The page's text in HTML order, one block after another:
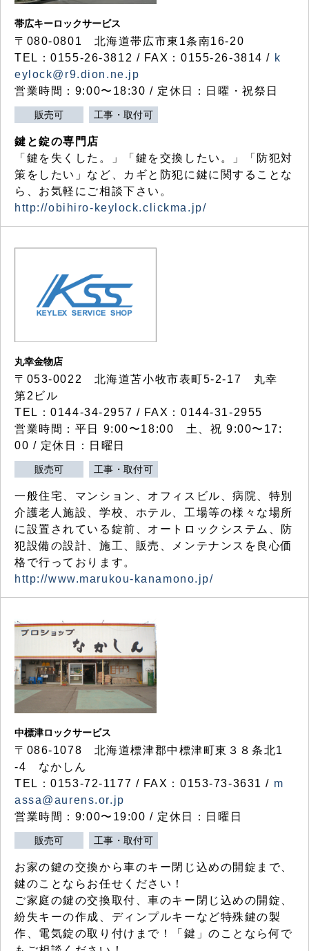
帯広キーロックサービス
〒080-0801 北海道帯広市東1条南16-20
TEL：0155-26-3812 / FAX：0155-26-3814 / k
eylock@r9.dion.ne.jp
営業時間：9:00〜18:30 / 定休日：日曜・祝祭日
販売可 工事・取付可
鍵と錠の専門店
「鍵を失くした。」「鍵を交換したい。」「防犯対
策をしたい」など、カギと防犯に鍵に関することな
ら、お気軽にご相談下さい。
http://obihiro-keylock.clickma.jp/
丸幸金物店
〒053-0022 北海道苫小牧市表町5-2-17 丸幸
第2ビル
TEL：0144-34-2957 / FAX：0144-31-2955
営業時間：平日 9:00〜18:00 土、祝 9:00〜17:
00 / 定休日：日曜日
販売可 工事・取付可
一般住宅、マンション、オフィスビル、病院、特別
介護老人施設、学校、ホテル、工場等の様々な場所
に設置されている錠前、オートロックシステム、防
犯設備の設計、施工、販売、メンテナンスを良心価
格で行っております。
http://www.marukou-kanamono.jp/
中標津ロックサービス
〒086-1078 北海道標津郡中標津町東３８条北1
-4 なかしん
TEL：0153-72-1177 / FAX：0153-73-3631 / m
assa@aurens.or.jp
営業時間：9:00〜19:00 / 定休日：日曜日
販売可 工事・取付可
お家の鍵の交換から車のキー閉じ込めの開錠まで、
鍵のことならお任せください！
ご家庭の鍵の交換取付、車のキー閉じ込めの開錠、
紛失キーの作成、ディンプルキーなど特殊鍵の製
作、電気錠の取り付けまで！「鍵」のことなら何で